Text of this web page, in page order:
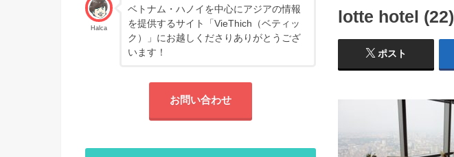
lotte hotel (22)
ポスト
Halca
ベトナム・ハノイを中心にアジアの情報
を提供するサイト「VieThich（ベティッ
ク）」にお越しくださりありがとうござ
います！
お問い合わせ